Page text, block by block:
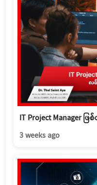
IT Project Manager ဖ
3 weeks ago